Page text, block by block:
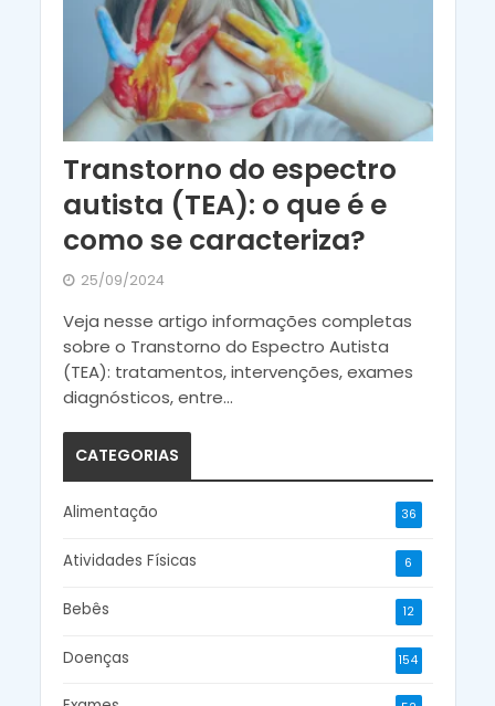
Transtorno do espectro
autista (TEA): o que é e
como se caracteriza?
25/09/2024
Veja nesse artigo informações completas
sobre o Transtorno do Espectro Autista
(TEA): tratamentos, intervenções, exames
diagnósticos, entre...
CATEGORIAS
Alimentação 36
Atividades Físicas 6
Bebês 12
Doenças 154